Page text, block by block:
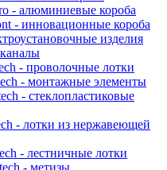
- алюминиевые короба
- инновационные короба
изделия
- проволочные лотки
- монтажные элементы
- стеклопластиковые
- лотки из нержавеющей
- лестничные лотки
- метизы